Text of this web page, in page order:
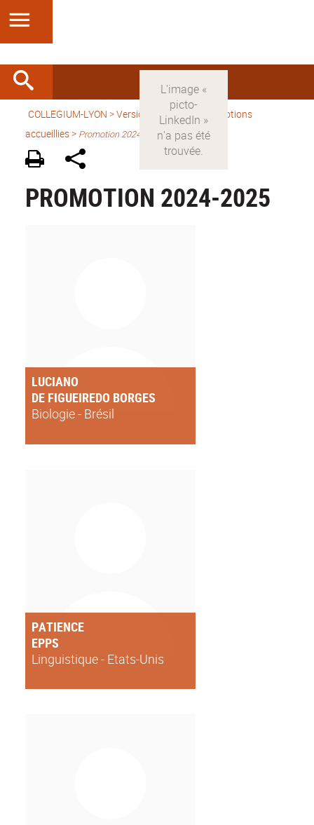
COLLEGIUM-LYON >Version française> Promotions
accueillies > Promotion 2024-2025
PROMOTION 2024-2025
LUCIANO
DE FIGUEIREDO BORGES
Biologie - Brésil
PATIENCE
EPPS
Linguistique - Etats-Unis